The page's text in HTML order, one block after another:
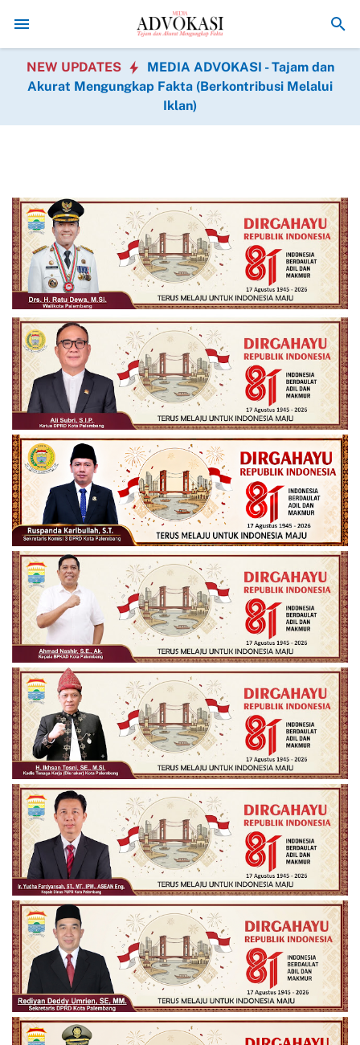
BAKTIKES HUT Ke-1 Kodam XIX Tuanku Tambusai Semangat
NEW UPDATES
MEDIA ADVOKASI - Tajam dan
Akurat Mengungkap Fakta (Berkontribusi Melalui
Iklan)